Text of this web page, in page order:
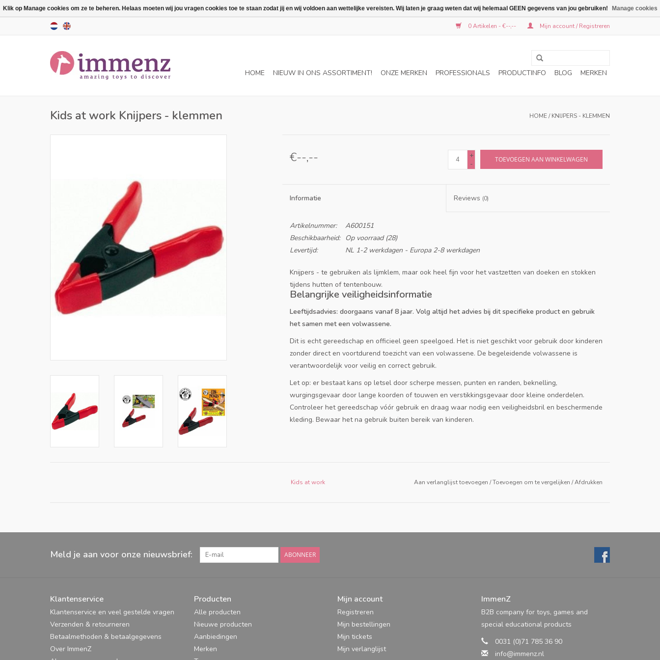
0 Artikelen - €--,-- Mijn account / Registreren
HOME NIEUW IN ONS ASSORTIMENT! ONZE MERKEN PROFESSIONALS PRODUCTINFO BLOG MERKEN
Kids at work Knijpers - klemmen HOME/KNIJPERS - KLEMMEN
€--,--
+
-
TOEVOEGEN AAN WINKELWAGEN
Informatie Reviews (0)
Artikelnummer:
A600151
Beschikbaarheid:
Op voorraad(28)
Levertijd:
NL 1-2 werkdagen - Europa 2-8 werkdagen
Knijpers - te gebruiken als lijmklem, maar ook heel fijn voor het vastzetten van doeken en stokken
tijdens hutten of tentenbouw.
Belangrijke veiligheidsinformatie
Leeftijdsadvies: doorgaans vanaf 8 jaar. Volg altijd het advies bij dit specifieke product en gebruik
het samen met een volwassene.
Dit is echt gereedschap en officieel geen speelgoed. Het is niet geschikt voor gebruik door kinderen
zonder direct en voortdurend toezicht van een volwassene. De begeleidende volwassene is
verantwoordelijk voor veilig en correct gebruik.
Let op: er bestaat kans op letsel door scherpe messen, punten en randen, beknelling,
wurgingsgevaar door lange koorden of touwen en verstikkingsgevaar door kleine onderdelen.
Controleer het gereedschap vóór gebruik en draag waar nodig een veiligheidsbril en beschermende
kleding. Bewaar het na gebruik buiten bereik van kinderen.
Kids at work Aan verlanglijst toevoegen /Toevoegen om te vergelijken /Afdrukken
Meld je aan voor onze nieuwsbrief: ABONNEER
Klantenservice
Klantenservice en veel gestelde vragen
Verzenden & retourneren
Betaalmethoden & betaalgegevens
Over ImmenZ
Producten
Alle producten
Nieuwe producten
Aanbiedingen
Merken
Mijn account
Registreren
Mijn bestellingen
Mijn tickets
Mijn verlanglijst
ImmenZ
B2B company for toys, games and
special educational products
0031 (0)71 785 36 90
info@immenz.nl
Klik op Manage cookies om ze te beheren. Helaas moeten wij jou vragen cookies toe te staan zodat jij en wij voldoen aan wettelijke vereisten. Wij laten je graag weten dat wij helemaal GEEN gegevens van jou gebruiken! Manage cookies